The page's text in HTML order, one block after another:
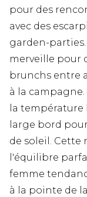
pour des
avec des
garden-
merveille pour
brunchs entre
à la
la température
large bord
de soleil. Cette
l'équilibre
femme
à la pointe de